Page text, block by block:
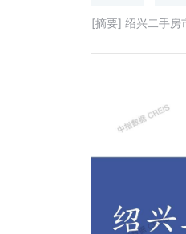
[摘要] 绍兴二手房